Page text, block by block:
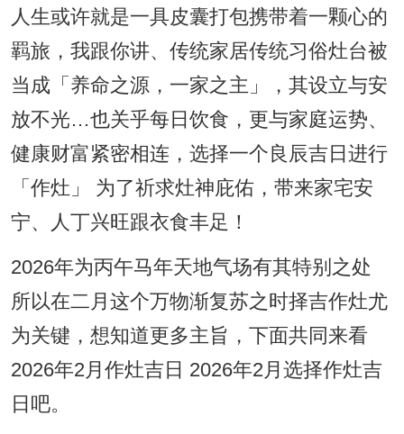
人生或许就是一具皮囊打包携带着一颗心的
羁旅，我跟你讲、传统家居传统习俗灶台被
当成「养命之源，一家之主」，其设立与安
放不光…也关乎每日饮食，更与家庭运势、
健康财富紧密相连，选择一个良辰吉日进行
「作灶」 为了祈求灶神庇佑，带来家宅安
宁、人丁兴旺跟衣食丰足！
2026年为丙午马年天地气场有其特别之处
所以在二月这个万物渐复苏之时择吉作灶尤
为关键，想知道更多主旨，下面共同来看
2026年2月作灶吉日 2026年2月选择作灶吉
日吧。